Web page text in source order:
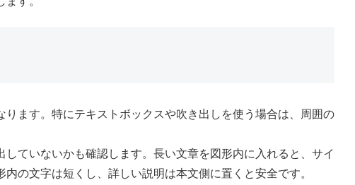
ます。特にテキストボックスや吹き出しを使う場合は、周囲の
ていないかも確認します。長い文章を図形内に入れると、サイ
の文字は短くし、詳しい説明は本文側に置くと安全です。